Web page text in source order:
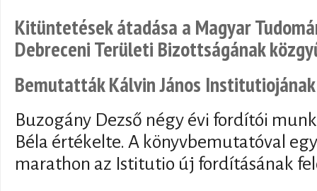
Kitüntetések átadása a Magyar
Debreceni Területi Bizottságának
Bemutatták Kálvin János
Buzogány Dezső négy évi fordítói
Béla értékelte. A könyvbemutatóval
marathon az Istitutio új fordításának